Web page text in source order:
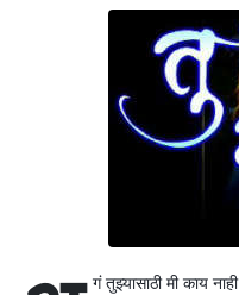
गं तुझ्यासाठी मी काय नाही